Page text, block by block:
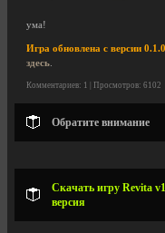
ума!
Игра обновлена с версии
здесь
Комментариев: 1 | Просмотров: 6102
Обратите внимание
Скачать игру Revita
версия